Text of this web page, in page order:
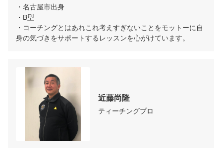
・名古屋市出身
・B型
・コーチングとはあれこれ考えすぎないことをモットーに自
身の気づきをサポートするレッスンを心がけています。
近藤尚隆
ティーチングプロ